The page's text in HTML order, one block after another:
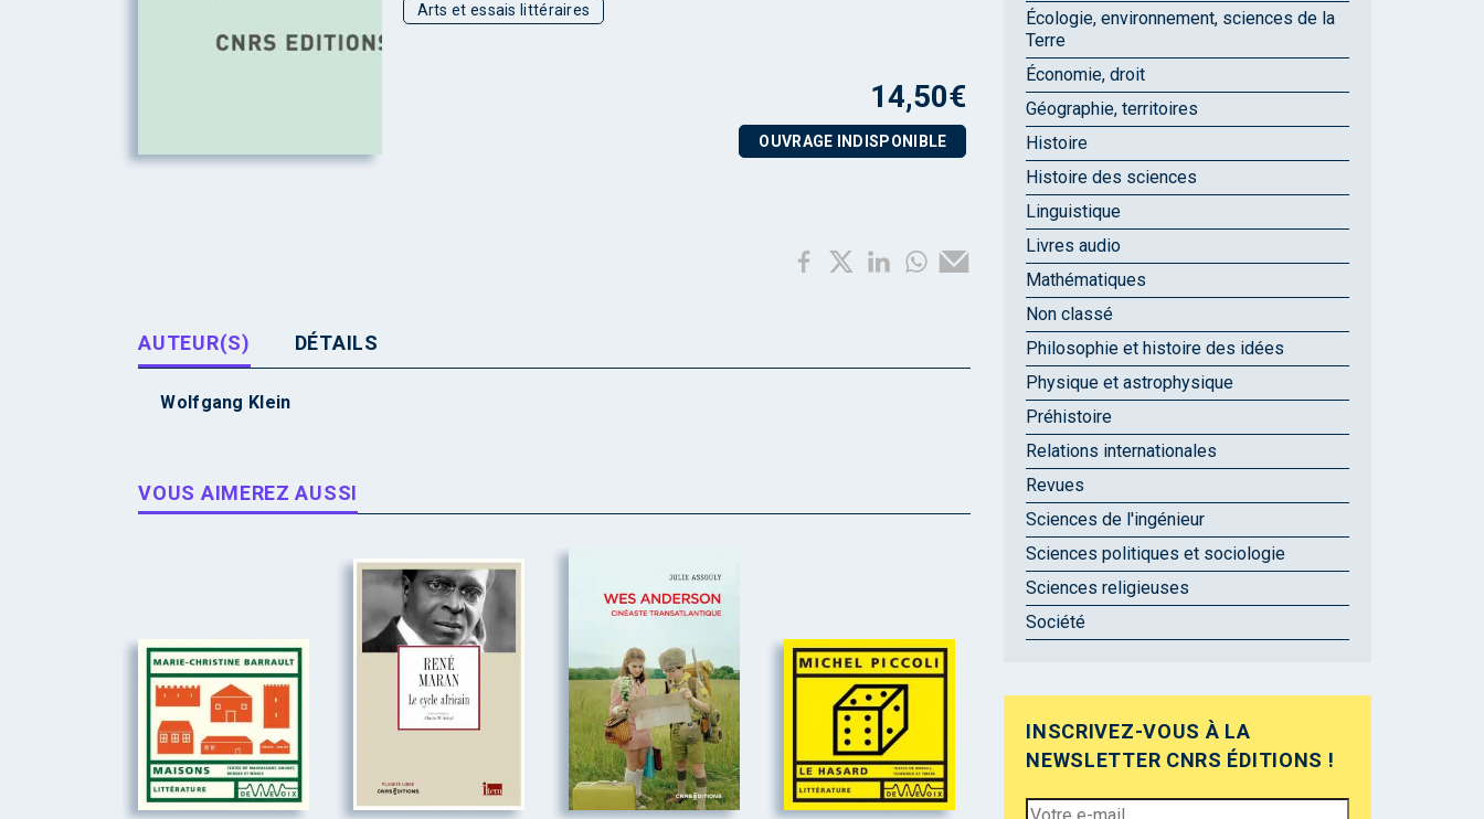
Arts et essais littéraires
14,50€
OUVRAGE INDISPONIBLE
AUTEUR(S) DÉTAILS
Wolfgang Klein
VOUS AIMEREZ AUSSI
Écologie, environnement, sciences de la
Terre
Économie, droit
Géographie, territoires
Histoire
Histoire des sciences
Linguistique
Livres audio
Mathématiques
Non classé
Philosophie et histoire des idées
Physique et astrophysique
Préhistoire
Relations internationales
Revues
Sciences de l'ingénieur
Sciences politiques et sociologie
Sciences religieuses
Société
INSCRIVEZ-VOUS À LA
NEWSLETTER CNRS ÉDITIONS !